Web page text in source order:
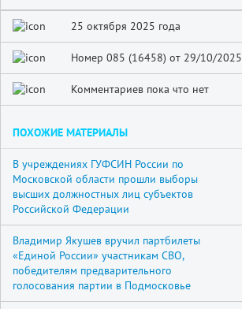
25 октября 2025 года
Номер 085 (16458) от 29/10/2025
Комментариев пока что нет
ПОХОЖИЕ МАТЕРИАЛЫ
В учреждениях ГУФСИН России по
Московской области прошли выборы
высших должностных лиц субъектов
Российской Федерации
Владимир Якушев вручил партбилеты
«Единой России» участникам СВО,
победителям предварительного
голосования партии в Подмосковье